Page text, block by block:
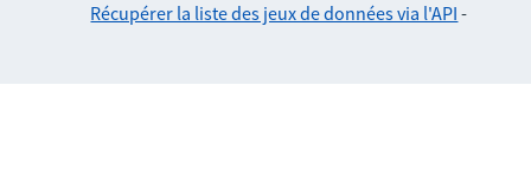
Récupérer la liste des jeux de données via l'API -